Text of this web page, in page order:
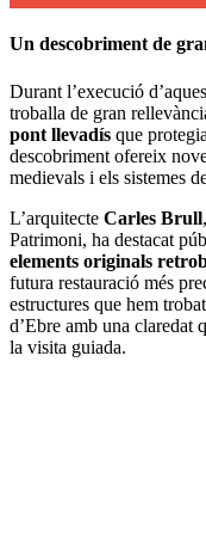
Un descobriment de
Durant l’execució
troballa de gran
pont llevadís que
descobriment ofereix
medievals i els sistemes
L’arquitecte Carles Brull
Patrimoni, ha destacat
elements originals
futura restauració més
estructures que hem
d’Ebre amb una claredat
la visita guiada.